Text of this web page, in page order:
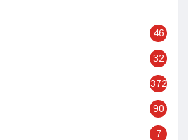
46
32
372
90
7